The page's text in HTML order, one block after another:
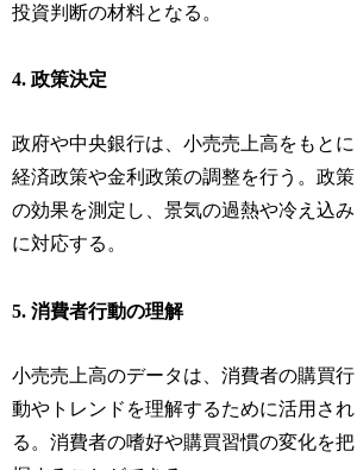
投資判断の材料となる。
4. 政策決定
政府や中央銀行は、小売売上高をもとに
経済政策や金利政策の調整を行う。政策
の効果を測定し、景気の過熱や冷え込み
に対応する。
5. 消費者行動の理解
小売売上高のデータは、消費者の購買行
動やトレンドを理解するために活用され
る。消費者の嗜好や購買習慣の変化を把